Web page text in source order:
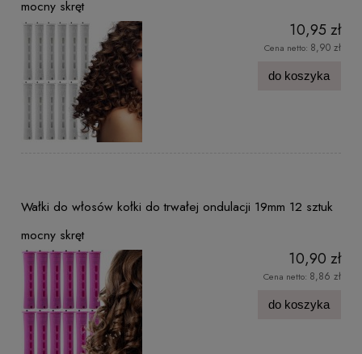
mocny skręt
10,95 zł
Cena netto: 8,90 zł
do koszyka
Wałki do włosów kołki do trwałej ondulacji 19mm 12 sztuk
mocny skręt
10,90 zł
Cena netto: 8,86 zł
do koszyka